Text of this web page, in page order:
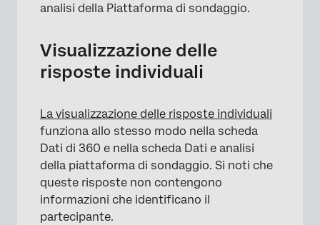
analisi della Piattaforma di sondaggio.
Visualizzazione delle
risposte individuali
La visualizzazione delle risposte individuali
funziona allo stesso modo nella scheda
Dati di 360 e nella scheda Dati e analisi
della piattaforma di sondaggio. Si noti che
queste risposte non contengono
informazioni che identificano il
partecipante.